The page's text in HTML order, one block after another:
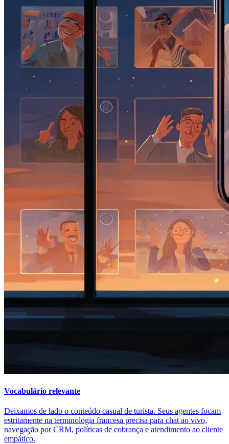
Vocabulário relevante
Deixamos de lado o conteúdo casual de turista. Seus agentes focam
estritamente na terminologia francesa precisa para chat ao vivo,
navegação por CRM, políticas de cobrança e atendimento ao cliente
empático.